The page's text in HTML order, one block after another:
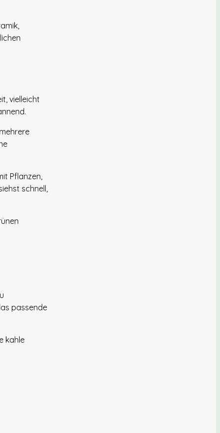
vielleicht
Pflanzen,
schnell,
passende
kahle